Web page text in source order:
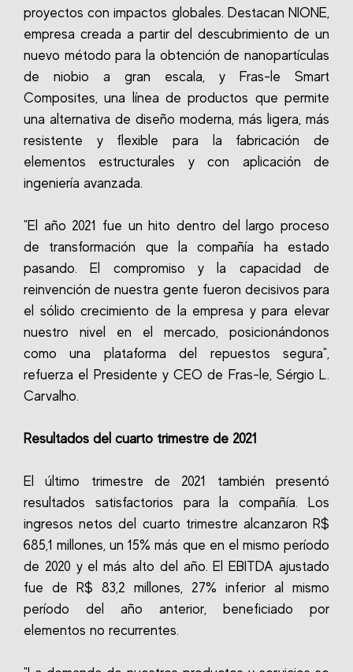
proyectos con impactos globales. Destacan NIONE,
empresa creada a partir del descubrimiento de un
nuevo método para la obtención de nanopartículas
de niobio a gran escala, y Fras-le Smart
Composites, una línea de productos que permite
una alternativa de diseño moderna, más ligera, más
resistente y flexible para la fabricación de
elementos estructurales y con aplicación de
ingeniería avanzada.
"El año 2021 fue un hito dentro del largo proceso
de transformación que la compañía ha estado
pasando. El compromiso y la capacidad de
reinvención de nuestra gente fueron decisivos para
el sólido crecimiento de la empresa y para elevar
nuestro nivel en el mercado, posicionándonos
como una plataforma del repuestos segura",
refuerza el Presidente y CEO de Fras-le, Sérgio L.
Carvalho.
Resultados del cuarto trimestre de 2021
El último trimestre de 2021 también presentó
resultados satisfactorios para la compañía. Los
ingresos netos del cuarto trimestre alcanzaron R$
685,1 millones, un 15% más que en el mismo período
de 2020 y el más alto del año. El EBITDA ajustado
fue de R$ 83,2 millones, 27% inferior al mismo
período del año anterior, beneficiado por
elementos no recurrentes.